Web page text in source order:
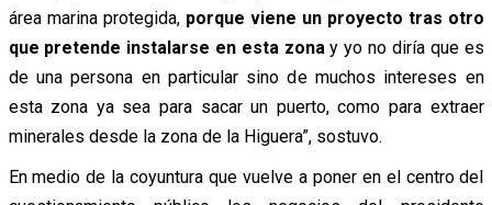
área marina protegida, porque viene un proyecto tras otro
que pretende instalarse en esta zonay yo no diría que es
de una persona en particular sino de muchos intereses en
esta zona ya sea para sacar un puerto, como para extraer
minerales desde la zona de la Higuera”, sostuvo.
En medio de la coyuntura que vuelve a poner en el centro del